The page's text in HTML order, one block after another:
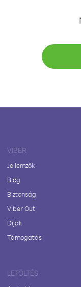
VIBER
Jellemzők
Blog
Biztonság
Viber Out
Díjak
Támogatás
LETÖLTÉS